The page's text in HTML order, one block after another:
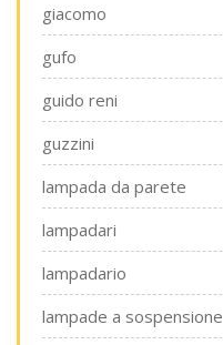
giacomo
gufo
guido reni
guzzini
lampada da parete
lampadari
lampadario
lampade a sospensione